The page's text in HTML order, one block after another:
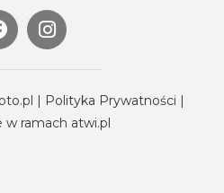
| Polityka Prywatności |
w ramach atwi.pl